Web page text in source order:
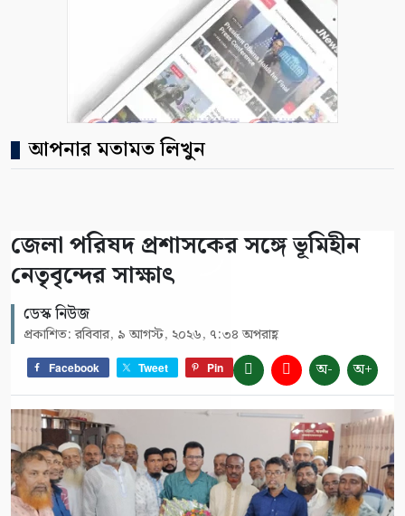
আপনার মতামত লিখুন
জেলা পরিষদ প্রশাসকের সঙ্গে ভূমিহীন
নেতৃবৃন্দের সাক্ষাৎ
ডেস্ক নিউজ
প্রকাশিত: রবিবার, ৯ আগস্ট, ২০২৬, ৭:৩৪ অপরাহ্ণ
Facebook Tweet Pin অ- অ+